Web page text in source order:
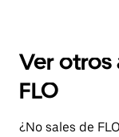
Ver otros
FLO
¿No sales de